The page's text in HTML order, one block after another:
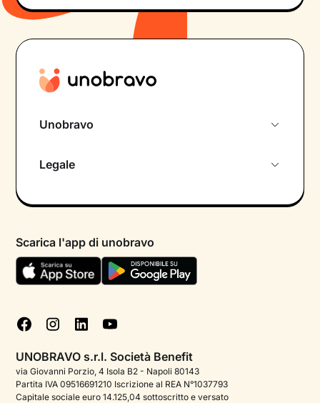
Unobravo
Psicologo in chat
Aiuto urgente
FAQ
Podcast di psicologia
Corporate
Legale
Termini e condizioni
Informativa Privacy
Cookie policy
Gestisci cookie
Scarica l'app di unobravo
UNOBRAVO s.r.l. Società Benefit
via Giovanni Porzio, 4 Isola B2 - Napoli 80143
Partita IVA 09516691210 Iscrizione al REA N°1037793
Capitale sociale euro 14.125,04 sottoscritto e versato